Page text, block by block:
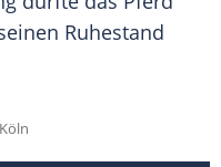
Ruhestand